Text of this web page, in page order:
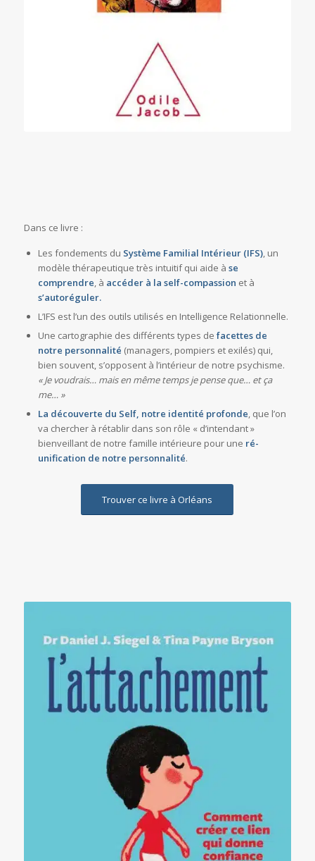
Dans ce livre :
Les fondements du Système Familial Intérieur (IFS), un
modèle thérapeutique très intuitif qui aide à se
comprendre , à accéder à la self-compassion et à
s’autoréguler.
L’IFS est l’un des outils utilisés en Intelligence Relationnelle.
Une cartographie des différents types de facettes de
notre personnalité (managers, pompiers et exilés) qui,
bien souvent, s’opposent à l’intérieur de notre psychisme.
« Je voudrais… mais en même temps je pense que… et ça
me… »
La découverte du Self, notre identité profonde , que l’on
va chercher à rétablir dans son rôle « d’intendant »
bienveillant de notre famille intérieure pour une ré-
unification de notre personnalité.
Trouver ce livre à Orléans